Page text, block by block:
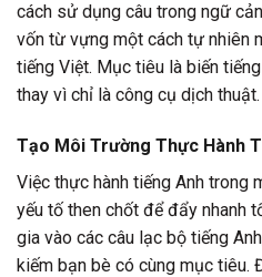
cách sử dụng câu trong ngữ
vốn từ vựng một cách tự nhiên
tiếng Việt. Mục tiêu là biến
thay vì chỉ là công cụ dịch thuật.
Tạo Môi Trường Thực Hành
Việc thực hành tiếng Anh trong
yếu tố then chốt để đẩy nhanh
gia vào các câu lạc bộ tiếng
kiếm bạn bè có cùng mục tiêu.